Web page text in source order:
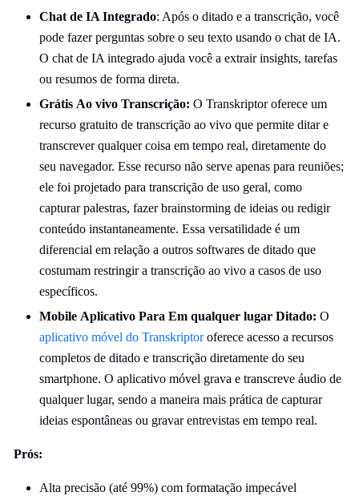
Chat de IA Integrado: Após o ditado e a transcrição, você
pode fazer perguntas sobre o seu texto usando o chat de IA.
O chat de IA integrado ajuda você a extrair insights, tarefas
ou resumos de forma direta.
Grátis Ao vivo Transcrição: O Transkriptor oferece um
recurso gratuito de transcrição ao vivo que permite ditar e
transcrever qualquer coisa em tempo real, diretamente do
seu navegador. Esse recurso não serve apenas para reuniões;
ele foi projetado para transcrição de uso geral, como
capturar palestras, fazer brainstorming de ideias ou redigir
conteúdo instantaneamente. Essa versatilidade é um
diferencial em relação a outros softwares de ditado que
costumam restringir a transcrição ao vivo a casos de uso
específicos.
Mobile Aplicativo Para Em qualquer lugar Ditado: O
aplicativo móvel do Transkriptoroferece acesso a recursos
completos de ditado e transcrição diretamente do seu
smartphone. O aplicativo móvel grava e transcreve áudio de
qualquer lugar, sendo a maneira mais prática de capturar
ideias espontâneas ou gravar entrevistas em tempo real.
Prós:
Alta precisão (até 99%) com formatação impecável